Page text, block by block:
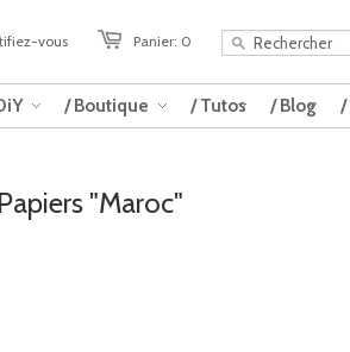
Panier: 0
vous
/ Boutique / Tutos / Blog /
"Maroc"